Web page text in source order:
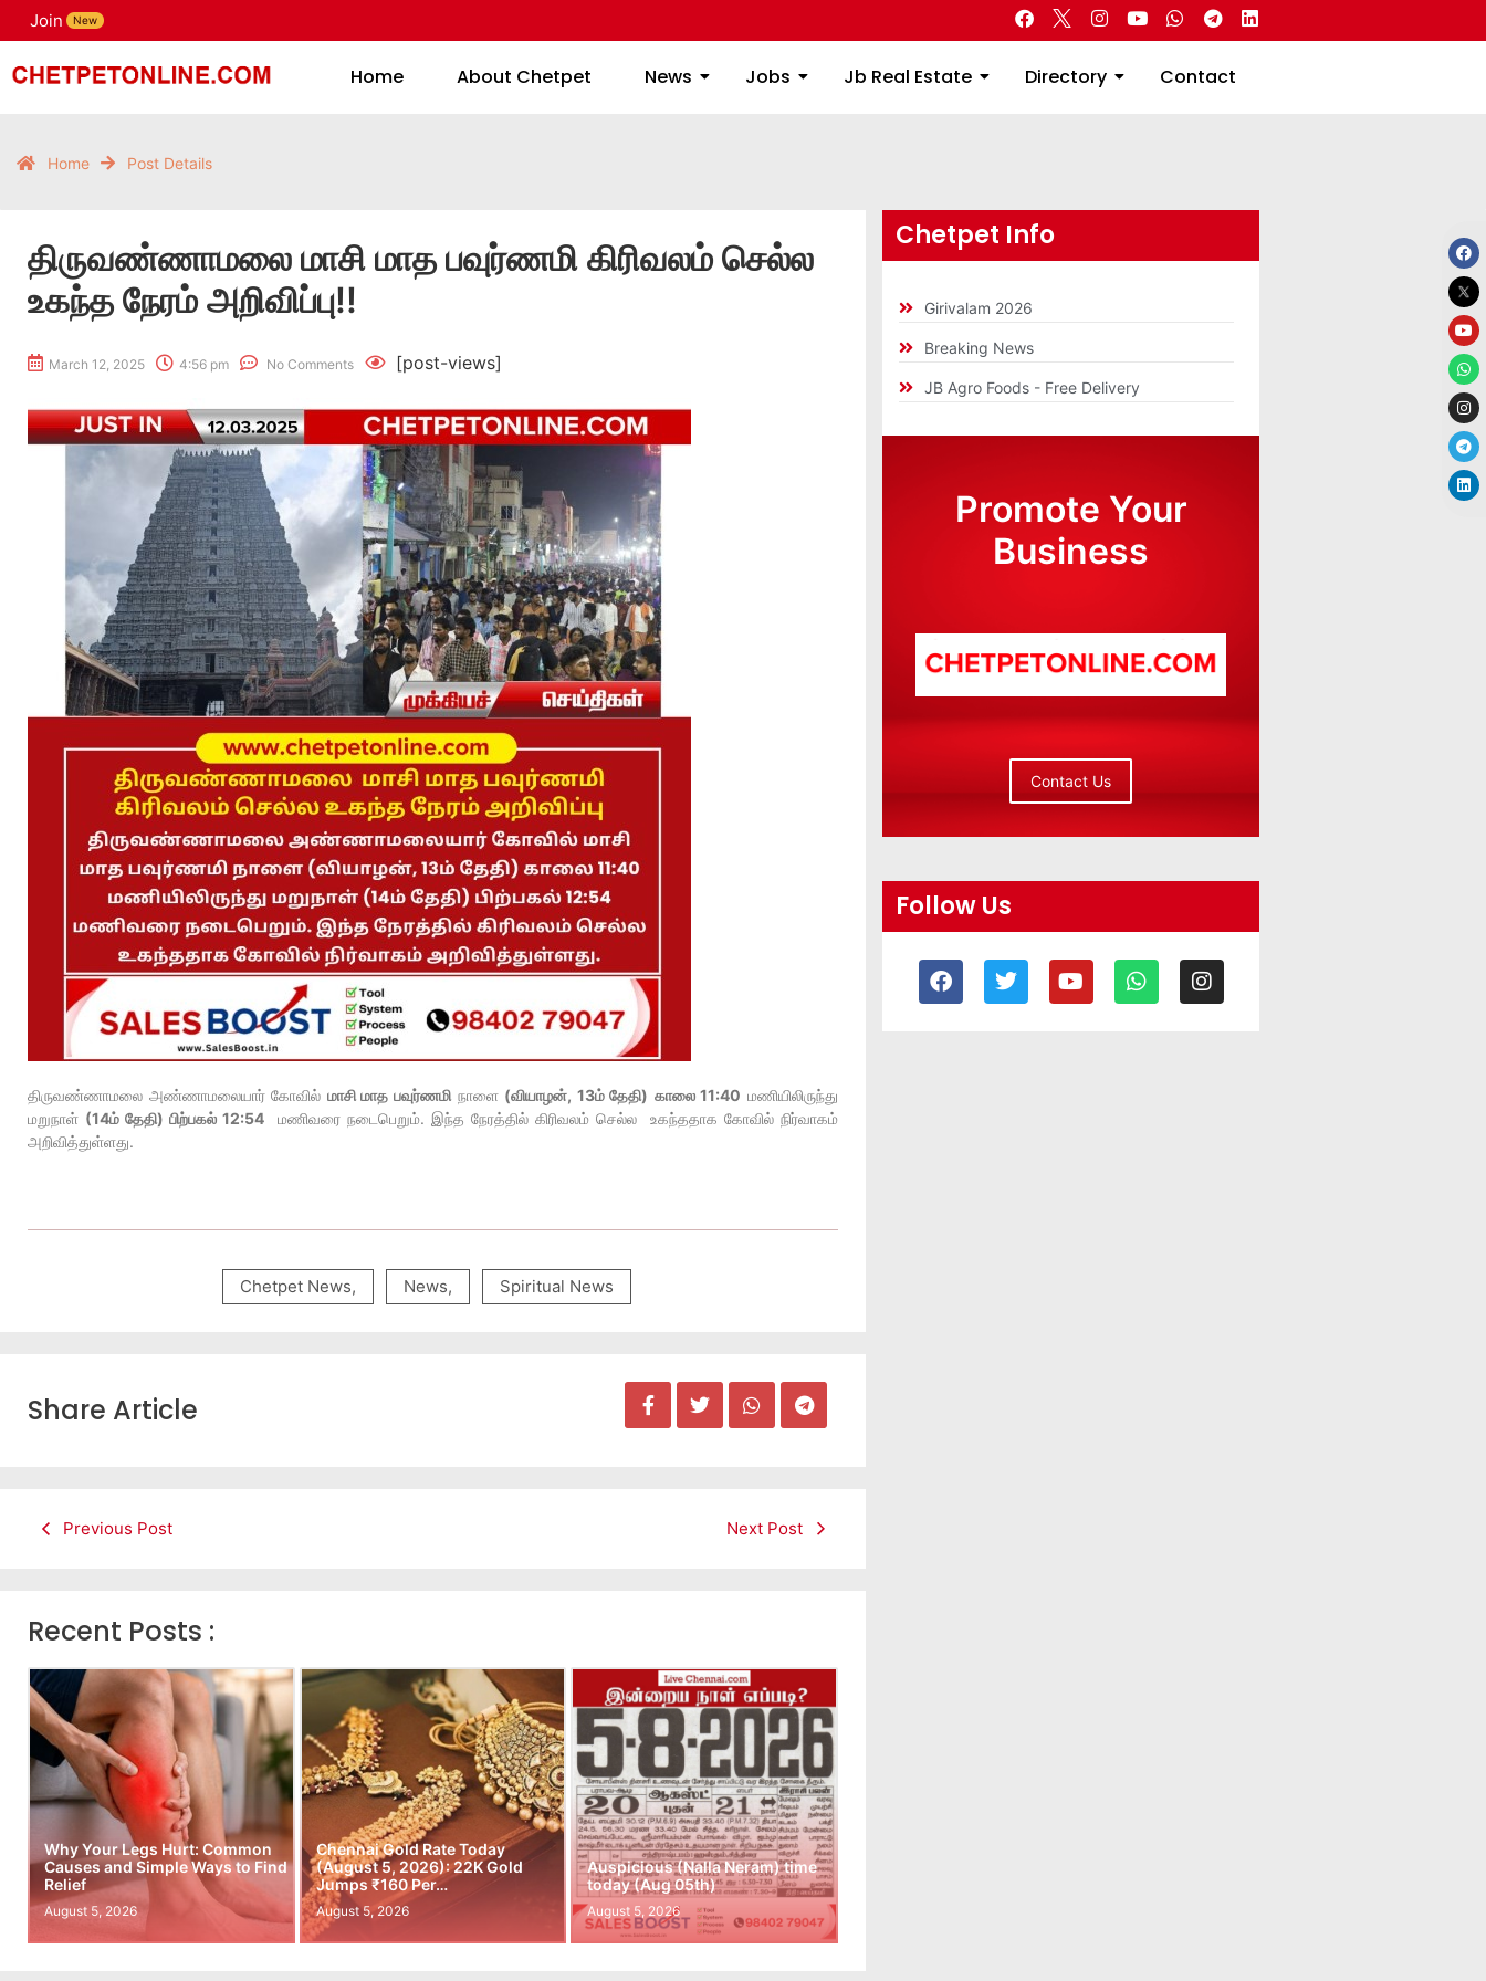
Join New
Home About Chetpet News Jobs Jb Real Estate Directory Contact
Jb Real Estate
Directory
Contact
Home Post Details
திருவண்ணாமலை மாசி மாத பவுர்ணமி கிரிவலம் செல்ல
உகந்த நேரம் அறிவிப்பு!!
March 12, 2025 4:56 pm No Comments [post-views]
திருவண்ணாமலை அண்ணாமலையார் கோவில் மாசி மாத பவுர்ணமிநாளை (வியாழன், 13ம் தேதி) காலை 11:40 மணியிலிருந்து
மறுநாள் (14ம் தேதி) பிற்பகல் 12:54 மணிவரை நடைபெறும். இந்த நேரத்தில் கிரிவலம் செல்ல உகந்ததாக கோவில் நிர்வாகம்
அறிவித்துள்ளது.
Chetpet News, News, Spiritual News
Share Article
Previous Post Next Post
Recent Posts :
Why Your Legs Hurt: Common
Causes and Simple Ways to Find
Relief
August 5, 2026
Chennai Gold Rate Today
(August 5, 2026): 22K Gold
Jumps ₹160 Per…
August 5, 2026
Auspicious (Nalla Neram) time
today (Aug 05th)
August 5, 2026
Chetpet Info
Girivalam 2026
Breaking News
JB Agro Foods - Free Delivery
Promote Your
Business
Contact Us
Follow Us